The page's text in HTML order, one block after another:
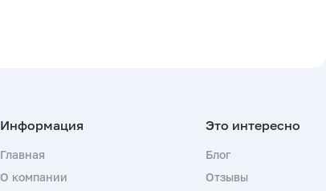
Главная
О компании
Блог
Отзывы